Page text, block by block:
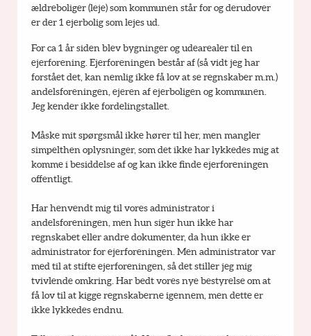
ældreboliger (leje) som kommunen står for og derudover
er der 1 ejerbolig som lejes ud.
For ca 1 år siden blev bygninger og udearealer til en
ejerforening. Ejerforeningen består af (så vidt jeg har
forstået det, kan nemlig ikke få lov at se regnskaber m.m.)
andelsforeningen, ejeren af ejerboligen og kommunen.
Jeg kender ikke fordelingstallet.
Måske mit spørgsmål ikke hører til her, men mangler
simpelthen oplysninger, som det ikke har lykkedes mig at
komme i besiddelse af og kan ikke finde ejerforeningen
offentligt.
Har henvendt mig til vores administrator i
andelsforeningen, men hun siger hun ikke har
regnskabet eller andre dokumenter, da hun ikke er
administrator for ejerforeningen. Men administrator var
med til at stifte ejerforeningen, så det stiller jeg mig
tvivlende omkring. Har bedt vores nye bestyrelse om at
få lov til at kigge regnskaberne igennem, men dette er
ikke lykkedes endnu.